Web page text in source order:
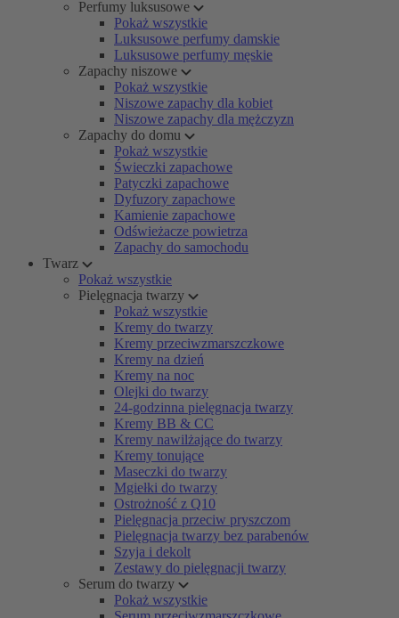
Perfumy luksusowe
Pokaż wszystkie
Luksusowe perfumy damskie
Luksusowe perfumy męskie
Zapachy niszowe
Pokaż wszystkie
Niszowe zapachy dla kobiet
Niszowe zapachy dla mężczyzn
Zapachy do domu
Pokaż wszystkie
Świeczki zapachowe
Patyczki zapachowe
Dyfuzory zapachowe
Kamienie zapachowe
Odświeżacze powietrza
Zapachy do samochodu
Twarz
Pokaż wszystkie
Pielęgnacja twarzy
Pokaż wszystkie
Kremy do twarzy
Kremy przeciwzmarszczkowe
Kremy na dzień
Kremy na noc
Olejki do twarzy
24-godzinna pielęgnacja twarzy
Kremy BB & CC
Kremy nawilżające do twarzy
Kremy tonujące
Maseczki do twarzy
Mgiełki do twarzy
Ostrożność z Q10
Pielęgnacja przeciw pryszczom
Pielęgnacja twarzy bez parabenów
Szyja i dekolt
Zestawy do pielęgnacji twarzy
Serum do twarzy
Pokaż wszystkie